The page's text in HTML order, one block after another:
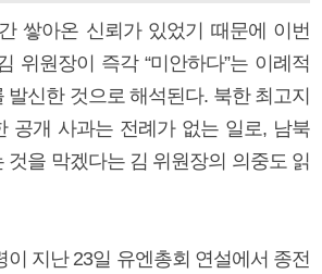
쌓아온 신뢰가 있었기 때문에 이번
위원장이 즉각 “미안하다”는 이례적
발신한 것으로 해석된다. 북한 최고지
공개 사과는 전례가 없는 일로, 남북
것을 막겠다는 김 위원장의 의중도 읽
이 지난 23일 유엔총회 연설에서 종전